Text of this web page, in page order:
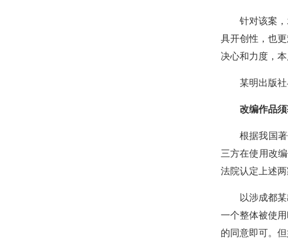
针对该案，袁
具开创性，也
决心和力度，
某明出版社与
改编作品须
根据我国著作
三方在使用改
法院认定上述
以涉成都某出
一个整体被使
的同意即可。